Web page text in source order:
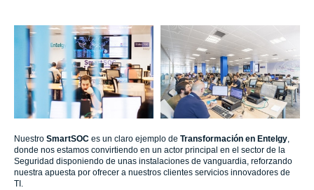
Nuestro SmartSOC es un claro ejemplo de Transformación en Entelgy,
donde nos estamos convirtiendo en un actor principal en el sector de la
Seguridad disponiendo de unas instalaciones de vanguardia, reforzando
nuestra apuesta por ofrecer a nuestros clientes servicios innovadores de
TI.